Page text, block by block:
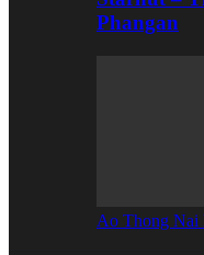
Phangan
Ao Thong Nai